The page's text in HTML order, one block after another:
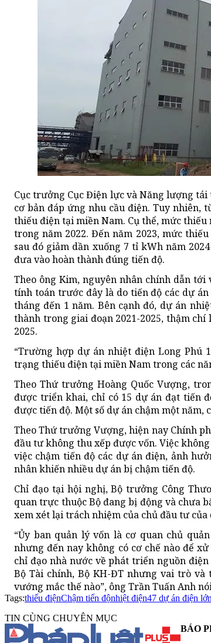
Cục trưởng Cục Điện lực và Năng lượng tái
cơ bản đáp ứng nhu cầu điện. Tuy nhiên,
thiếu điện tại miền Nam. Cụ thể, mức
trong năm 2022. Đến năm 2023, mức
sau đó giảm dần xuống 7 tỉ kWh năm
đưa vào hoàn thành đúng tiến độ.
Theo ông Kim, nguyên nhân chính dẫn
tính toán trước đây là do tiến độ các dự
tháng đến 1 năm. Bên cạnh đó, dự án
thành trong giai đoạn 2021-2025, thậm
2025.
“Trường hợp dự án nhiệt điện Long Phú
trạng thiếu điện tại miền Nam trong các
Theo Thứ trưởng Hoàng Quốc Vượng,
được triển khai, chỉ có 15 dự án đạt tiến
được tiến độ. Một số dự án chậm một năm,
Theo Thứ trưởng Vượng, hiện nay Chính
đầu tư không thu xếp được vốn. Việc
việc chậm tiến độ các dự án điện, ảnh
nhân khiến nhiều dự án bị chậm tiến độ.
Chỉ đạo tại hội nghị, Bộ trưởng Công
quan trực thuộc Bộ đang bị động và chưa
xem xét lại trách nhiệm của chủ đầu tư
“Ủy ban quản lý vốn là cơ quan chủ
nhưng đến nay không có cơ chế nào để
chỉ đạo nhà nước về phát triển nguồn
Bộ Tài chính, Bộ KH-ĐT nhưng vai trò
vướng mắc thế nào”, ông Trần Tuấn Anh
Tags:thiếu điệnChậm tiến độnhiệt điện47 dự án điện lớn
TIN CÙNG CHUYÊN MỤC
BÁO